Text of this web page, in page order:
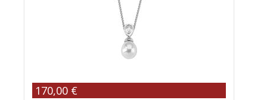
170,00 €